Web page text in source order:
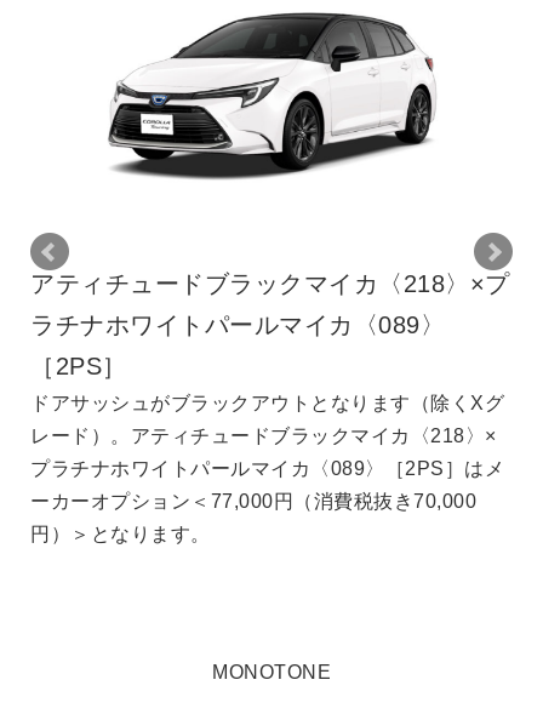
ィチュードブラックマイカ〈218〉×プ
ナホワイトパールマイカ〈089〉
］
サッシュがブラックアウトとなります（除くXグ
ド）。アティチュードブラックマイカ〈218〉×
チナホワイトパールマイカ〈089〉［2PS］はメ
ーオプション＜77,000円（消費税抜き70,000
＞となります。
アテ
ドアサ
レー
プラチ
ーカー
MONOTONE